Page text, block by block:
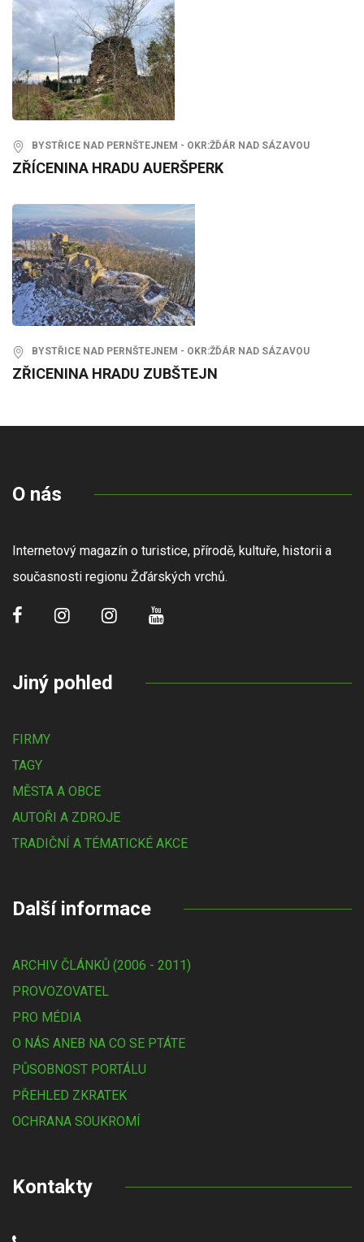
BYSTŘICE NAD PERNŠTEJNEM - OKR:ŽĎÁR NAD SÁZAVOU
ZŘÍCENINA HRADU AUERŠPERK
BYSTŘICE NAD PERNŠTEJNEM - OKR:ŽĎÁR NAD SÁZAVOU
ZŘICENINA HRADU ZUBŠTEJN
O nás
Internetový magazín o turistice, přírodě, kultuře, historii a
současnosti regionu Žďárských vrchů.
Jiný pohled
FIRMY
TAGY
MĚSTA A OBCE
AUTOŘI A ZDROJE
TRADIČNÍ A TÉMATICKÉ AKCE
Další informace
ARCHIV ČLÁNKŮ (2006 - 2011)
PROVOZOVATEL
PRO MÉDIA
O NÁS ANEB NA CO SE PTÁTE
PŮSOBNOST PORTÁLU
PŘEHLED ZKRATEK
OCHRANA SOUKROMÍ
Kontakty